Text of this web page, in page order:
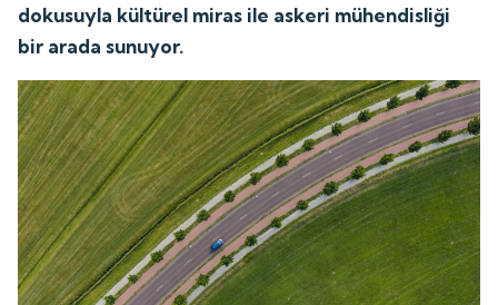
dokusuyla kültürel miras ile askeri mühendisliği
bir arada sunuyor.